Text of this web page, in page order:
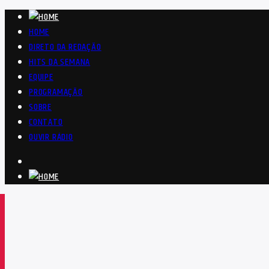
HOME
DIRETO DA REDAÇÃO
HITS DA SEMANA
EQUIPE
PROGRAMAÇÃO
SOBRE
CONTATO
OUVIR RÁDIO